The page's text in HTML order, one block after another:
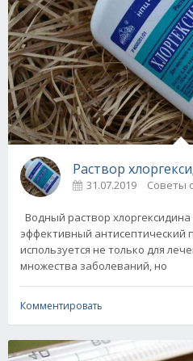
Раствор
31.07.2019
Водный раствор
эффективный антисептический
используется не только для
множества заболеваний, но
Комментировать